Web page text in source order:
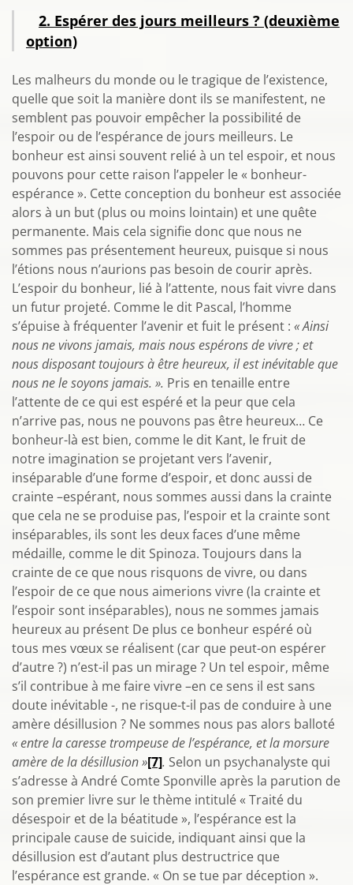
2. Espérer des jours meilleurs ? (deuxième
option)
Les malheurs du monde ou le tragique de l’existence,
quelle que soit la manière dont ils se manifestent, ne
semblent pas pouvoir empêcher la possibilité de
l’espoir ou de l’espérance de jours meilleurs. Le
bonheur est ainsi souvent relié à un tel espoir, et nous
pouvons pour cette raison l’appeler le « bonheur-
espérance ». Cette conception du bonheur est associée
alors à un but (plus ou moins lointain) et une quête
permanente. Mais cela signifie donc que nous ne
sommes pas présentement heureux, puisque si nous
l’étions nous n’aurions pas besoin de courir après.
L’espoir du bonheur, lié à l’attente, nous fait vivre dans
un futur projeté. Comme le dit Pascal, l’homme
s’épuise à fréquenter l’avenir et fuit le présent : « Ainsi
nous ne vivons jamais, mais nous espérons de vivre ; et
nous disposant toujours à être heureux, il est inévitable que
nous ne le soyons jamais. ». Pris en tenaille entre
l’attente de ce qui est espéré et la peur que cela
n’arrive pas, nous ne pouvons pas être heureux… Ce
bonheur-là est bien, comme le dit Kant, le fruit de
notre imagination se projetant vers l’avenir,
inséparable d’une forme d’espoir, et donc aussi de
crainte –espérant, nous sommes aussi dans la crainte
que cela ne se produise pas, l’espoir et la crainte sont
inséparables, ils sont les deux faces d’une même
médaille, comme le dit Spinoza. Toujours dans la
crainte de ce que nous risquons de vivre, ou dans
l’espoir de ce que nous aimerions vivre (la crainte et
l’espoir sont inséparables), nous ne sommes jamais
heureux au présent De plus ce bonheur espéré où
tous mes vœux se réalisent (car que peut-on espérer
d’autre ?) n’est-il pas un mirage ? Un tel espoir, même
s’il contribue à me faire vivre –en ce sens il est sans
doute inévitable -, ne risque-t-il pas de conduire à une
amère désillusion ? Ne sommes nous pas alors balloté
« entre la caresse trompeuse de l’espérance, et la morsure
amère de la désillusion »[7]. Selon un psychanalyste qui
s’adresse à André Comte Sponville après la parution de
son premier livre sur le thème intitulé « Traité du
désespoir et de la béatitude », l’espérance est la
principale cause de suicide, indiquant ainsi que la
désillusion est d’autant plus destructrice que
l’espérance est grande. « On se tue par déception ».